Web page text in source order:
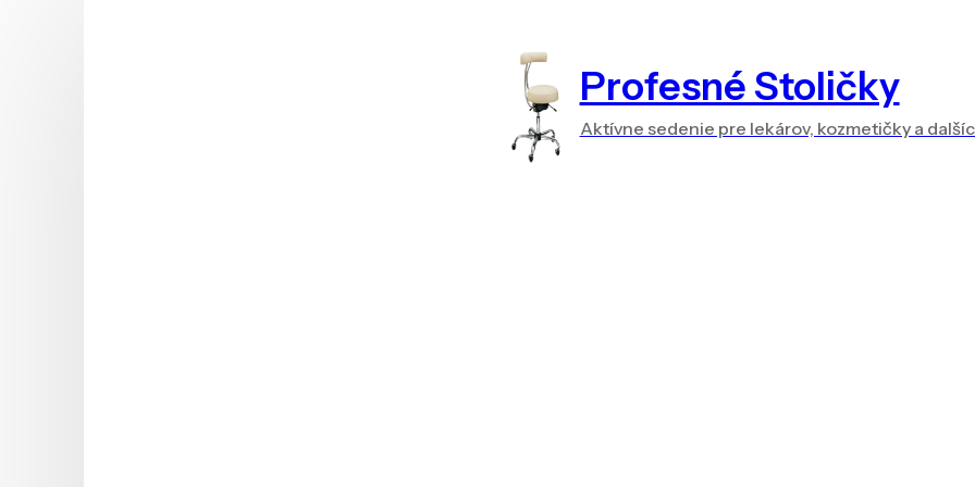
Profesné Stoličky
Aktívne sedenie pre lekárov, kozmetičky a